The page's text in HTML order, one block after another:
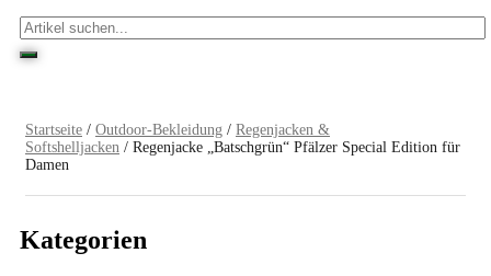
Startseite / Outdoor-Bekleidung / Regenjacken &
Softshelljacken / Regenjacke „Batschgrün“ Pfälzer Special Edition für
Damen
Kategorien